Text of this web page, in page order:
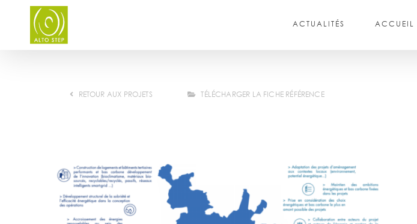
ACTUALITÉS ACCUEIL
RETOUR AUX PROJETS TÉLÉCHARGER LA FICHE RÉFÉRENCE